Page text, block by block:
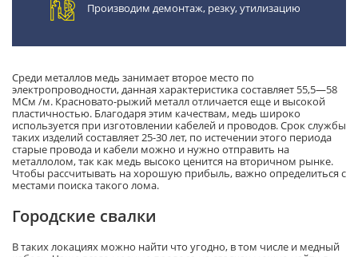
Производим демонтаж, резку, утилизацию
Среди металлов медь занимает второе место по
электропроводности, данная характеристика составляет 55,5—58
МСм /м. Красновато-рыжий металл отличается еще и высокой
пластичностью. Благодаря этим качествам, медь широко
используется при изготовлении кабелей и проводов. Срок службы
таких изделий составляет 25-30 лет, по истечении этого периода
старые провода и кабели можно и нужно отправить на
металлолом, так как медь высоко ценится на вторичном рынке.
Чтобы рассчитывать на хорошую прибыль, важно определиться с
местами поиска такого лома.
Городские свалки
В таких локациях можно найти что угодно, в том числе и медный